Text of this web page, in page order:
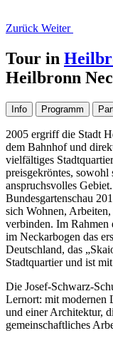
Zurück Weiter
Tour in
Heilbronn
Info Programm
2005 ergriff die Stadt
dem Bahnhof und
vielfältiges
preisgekröntes, sowohl
anspruchsvolles
Bundesgartenschau
sich Wohnen,
verbinden. Im Rahmen
im Neckarbogen das
Deutschland, das
Stadtquartier und ist
Die Josef-Schwarz-
Lernort: mit modernen
und einer Architektur,
gemeinschaftliches